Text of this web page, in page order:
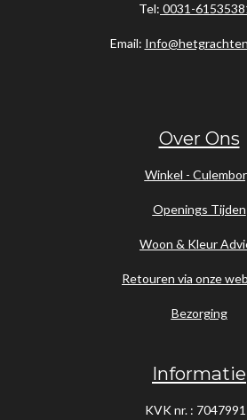
Tel: 0031-
Email:
Over Ons
Winkel -
Openings Tijden
Woon & Kleur
Retouren via onze
Bezorging
Informatie
KVK nr. :